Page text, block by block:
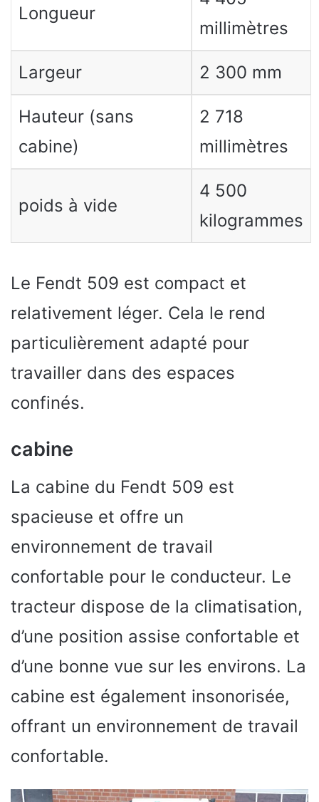
Longueur
millimètres
Largeur 2 300 mm
Hauteur (sans
cabine)
2 718
millimètres
poids à vide
4 500
kilogrammes
Le Fendt 509 est compact et
relativement léger. Cela le rend
particulièrement adapté pour
travailler dans des espaces
confinés.
cabine
La cabine du Fendt 509 est
spacieuse et offre un
environnement de travail
confortable pour le conducteur. Le
tracteur dispose de la climatisation,
d’une position assise confortable et
d’une bonne vue sur les environs. La
cabine est également insonorisée,
offrant un environnement de travail
confortable.